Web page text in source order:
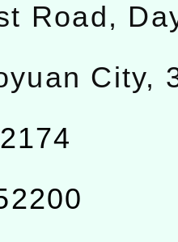
Road,
City,